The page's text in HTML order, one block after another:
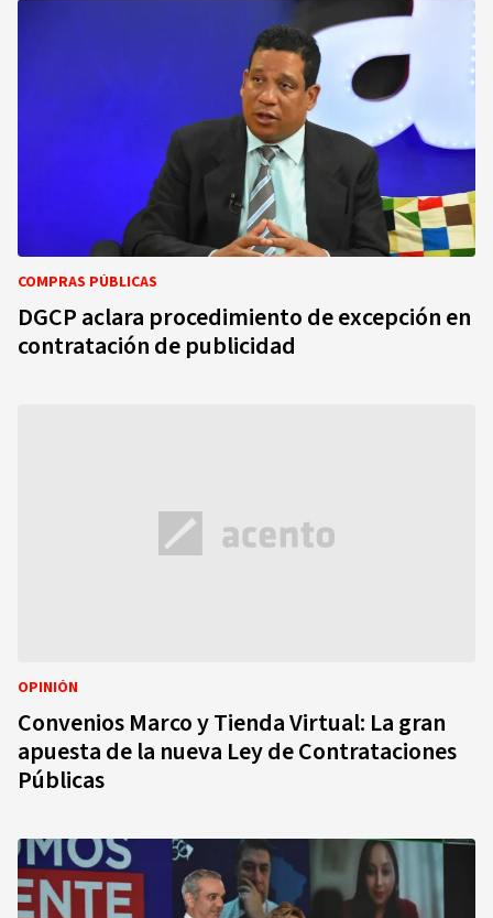
COMPRAS PÚBLICAS
DGCP aclara procedimiento de excepción en
contratación de publicidad
OPINIÓN
Convenios Marco y Tienda Virtual: La gran
apuesta de la nueva Ley de Contrataciones
Públicas